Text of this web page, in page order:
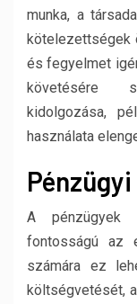
munka, a
kötelezettségek
és fegyelmet
követésére
kidolgozása,
használata
A pénzügyek
fontosságú az
számára ez
költségvetését,